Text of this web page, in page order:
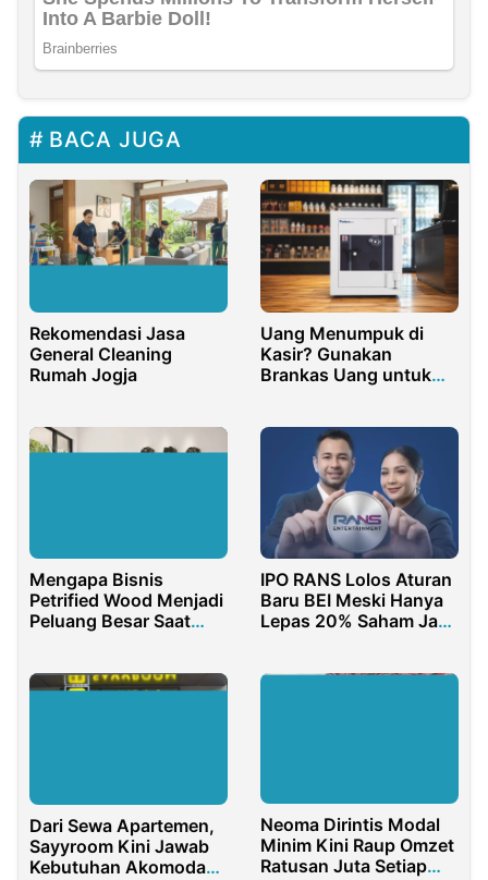
BACA JUGA
Rekomendasi Jasa
General Cleaning
Rumah Jogja
Uang Menumpuk di
Kasir? Gunakan
Brankas Uang untuk
Mengapa Bisnis
Petrified Wood Menjadi
Peluang Besar Saat
IPO RANS Lolos Aturan
Baru BEI Meski Hanya
Lepas 20% Saham Jadi
Dari Sewa Apartemen,
Sayyroom Kini Jawab
Kebutuhan Akomodasi
Neoma Dirintis Modal
Minim Kini Raup Omzet
Ratusan Juta Setiap